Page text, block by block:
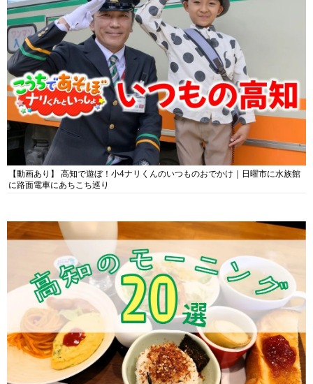
【動画あり】 高知で遊ぼ！小4ナリくんのいつものおでかけ｜日曜市に水族館
に路面電車にあちこち巡り